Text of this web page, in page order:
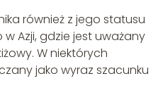
również z jego statusu
Azji, gdzie jest uważany
W niektórych
jako wyraz szacunku